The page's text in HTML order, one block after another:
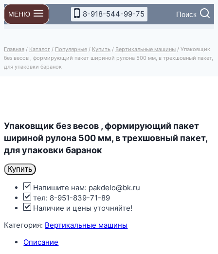
Перейти
к
содержимому
МЕНЮ 8-918-544-99-75 Поиск
Главная / Каталог / Популярные / Купить / Вертикальные машины / Упаковщик
без весов , формирующий пакет шириной рулона 500 мм, в трехшовный пакет,
для упаковки баранок
Упаковщик без весов , формирующий пакет
шириной рулона 500 мм, в трехшовный пакет,
для упаковки баранок
Купить
Напишите нам: pakdelo@bk.ru
тел: 8-951-839-71-89
Наличие и цены уточняйте!
Категория: Вертикальные машины
Описание